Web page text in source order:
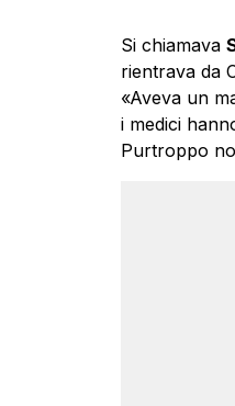
Si chiamava
rientrava da
«Aveva un
i medici
Purtroppo